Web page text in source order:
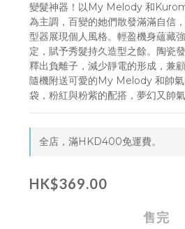
變髮神器！以My Melody 和
為主調，百變的她們散發滿滿自信
型器展現個人風格。輕盈機身蘊藏
定，賦予秀髮持久造型之餘。陶瓷
釋出負離子，減少靜電的形成，兼顧
隨機附送可愛的My Melody 和帥
袋，粉紅與粉紫的配搭，夢幻又帥氣
全店，滿HKD400免運費。
HK$369.00
售完